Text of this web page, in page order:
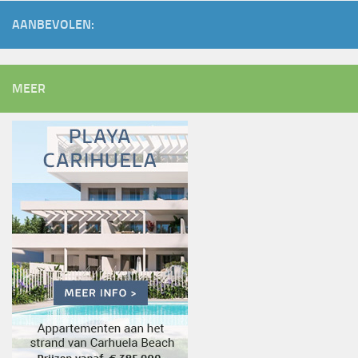
AANBEVOLEN:
MEER